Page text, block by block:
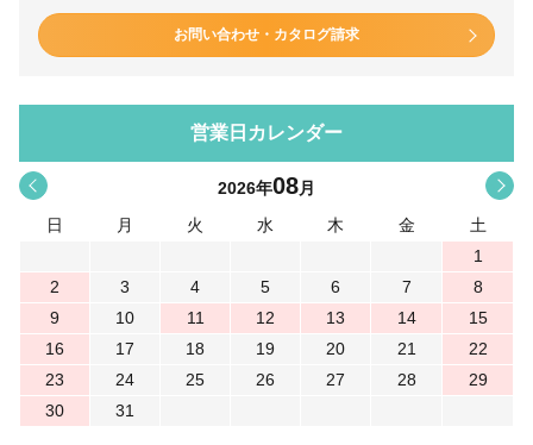
お問い合わせ・カタログ請求
営業日カレンダー
< 2026年08月
日
月 火 水 木 金
土
1
2
3 4 5 6 7
8
9
10 11 12 13 14
15
16
17 18 19 20 21
22
23
24 25 26 27 28
29
30
31